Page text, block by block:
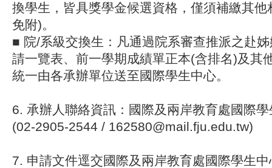
換學生，皆具獎學金候選資格，僅須補繳其他
免附)。
■ 院/系級交換生：凡通過院系審查推派之赴
請一覽表、前一學期成績單正本(含排名)及其
統一由各承辦單位送至國際學生中心。
6. 承辦人聯絡資訊：國際及兩岸教育處國際
(02-2905-2544 / 162580@mail.fju.edu.tw)
7. 申請文件逕交國際及兩岸教育處國際學生